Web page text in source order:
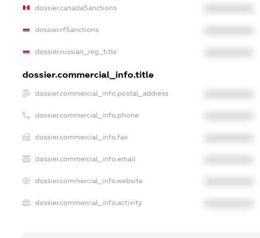
dossier.canadaSanctions
dossier.rfSanctions
dossier.russian_reg_title
dossier.commercial_info.title
dossier.commercial_info.postal_address
dossier.commercial_info.phone
dossier.commercial_info.fax
dossier.commercial_info.email
dossier.commercial_info.website
dossier.commercial_info.activity